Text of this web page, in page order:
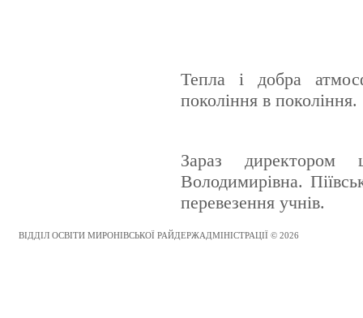
Тепла і добра
покоління в покоління.
Зараз
Володимирівна.
перевезення учнів.
ВІДДІЛ ОСВІТИ МИРОНІВСЬКОЇ РАЙДЕРЖАДМІНІСТРАЦІЇ © 2026